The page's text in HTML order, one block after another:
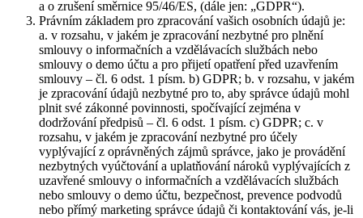
a o zrušení směrnice 95/46/ES, (dále jen: „GDPR“).
Právním základem pro zpracování vašich osobních údajů je:
a. v rozsahu, v jakém je zpracování nezbytné pro plnění
smlouvy o informačních a vzdělávacích službách nebo
smlouvy o demo účtu a pro přijetí opatření před uzavřením
smlouvy – čl. 6 odst. 1 písm. b) GDPR; b. v rozsahu, v jakém
je zpracování údajů nezbytné pro to, aby správce údajů mohl
plnit své zákonné povinnosti, spočívající zejména v
dodržování předpisů – čl. 6 odst. 1 písm. c) GDPR; c. v
rozsahu, v jakém je zpracování nezbytné pro účely
vyplývající z oprávněných zájmů správce, jako je provádění
nezbytných vyúčtování a uplatňování nároků vyplývajících z
uzavřené smlouvy o informačních a vzdělávacích službách
nebo smlouvy o demo účtu, bezpečnost, prevence podvodů
nebo přímý marketing správce údajů či kontaktování vás, je-li